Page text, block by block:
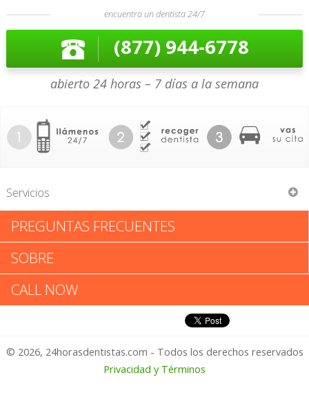
encuentra un dentista 24/7
(877) 944-6778
abierto 24 horas – 7 días a la semana
Servicios
Richard C Wollensak
Richard C Wollensak: Califica tu
Experiencia
1 – No Feliz
PREGUNTAS FRECUENTES
SOBRE
CALL NOW
© 2026, 24horasdentistas.com - Todos los derechos reservados
Privacidad y Términos